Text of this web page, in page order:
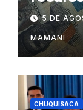
5 DE
MAMANI
CHUQUISACA